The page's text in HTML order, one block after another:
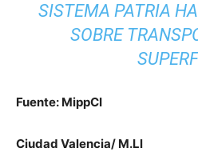
SISTEMA PATRIA
SOBRE
Fuente: MippCI
Ciudad Valencia/ M.Ll